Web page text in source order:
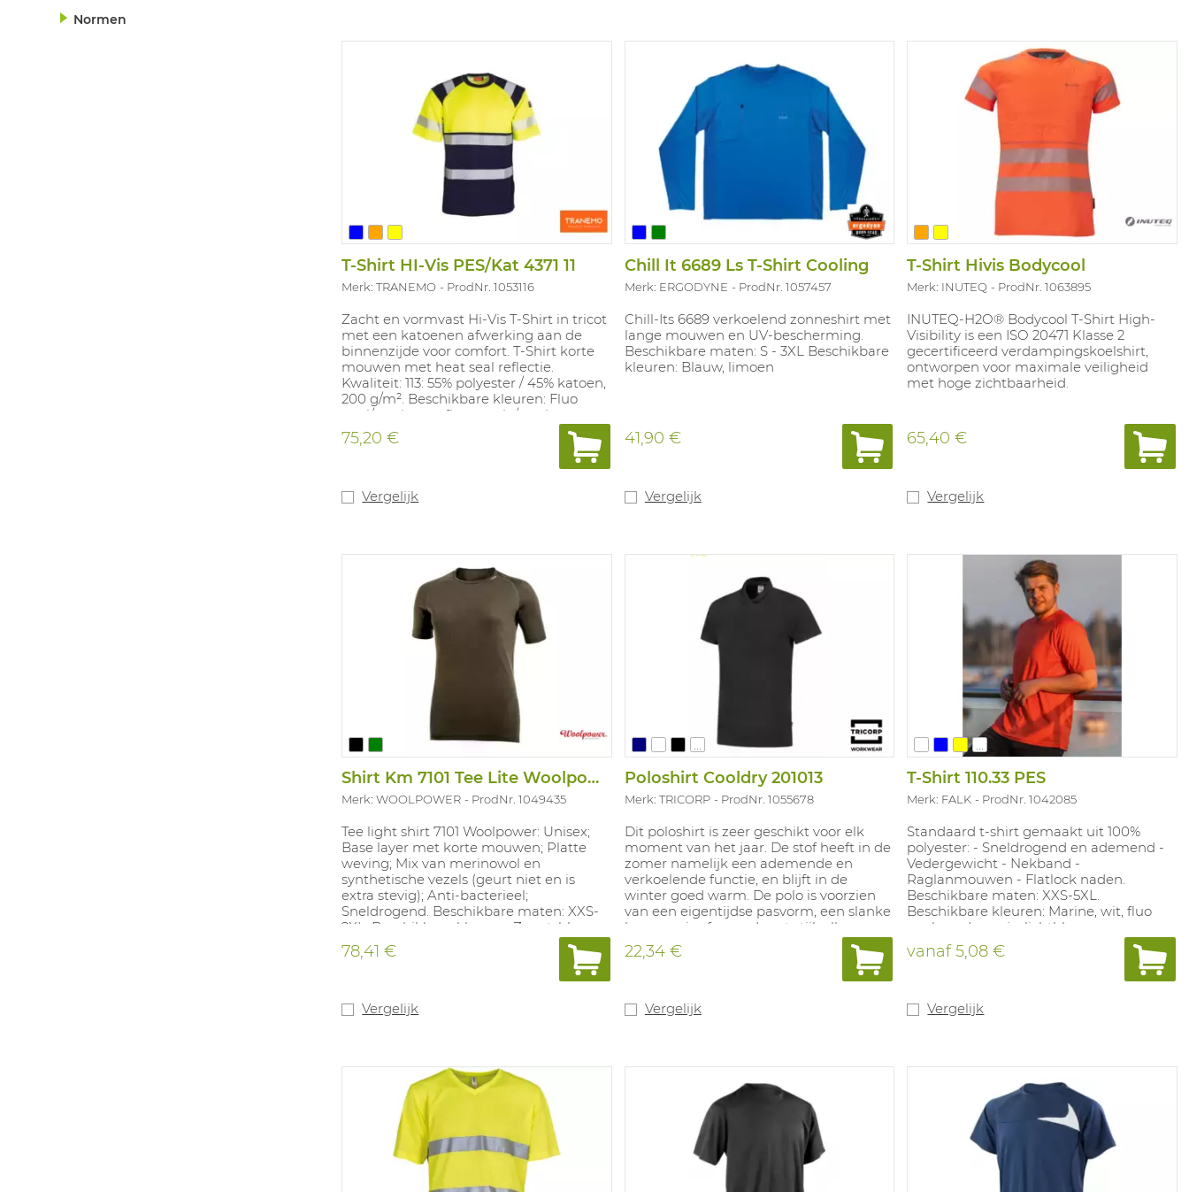
Normen
T-Shirt HI-Vis PES/Kat 4371 11
Merk: TRANEMO ProdNr. 1053116
Zacht en vormvast Hi-Vis T-Shirt in tricot
met een katoenen afwerking aan de
binnenzijde voor comfort. T-Shirt korte
mouwen met heat seal reflectie.
Kwaliteit: 113: 55% polyester / 45% katoen,
200 g/m². Beschikbare kleuren: Fluo
geel/marine en fluo oranje/marine.
Beschikbare maten: XXS-4XL.
75,20 €
Vergelijk
Chill It 6689 Ls T-Shirt Cooling
Merk: ERGODYNE ProdNr. 1057457
Chill-Its 6689 verkoelend zonneshirt met
lange mouwen en UV-bescherming.
Beschikbare maten: S - 3XL Beschikbare
kleuren: Blauw, limoen
41,90 €
Vergelijk
T-Shirt Hivis Bodycool
Merk: INUTEQ ProdNr. 1063895
INUTEQ-H2O® Bodycool T-Shirt High-
Visibility is een ISO 20471 Klasse 2
gecertificeerd verdampingskoelshirt,
ontworpen voor maximale veiligheid
met hoge zichtbaarheid.
65,40 €
Vergelijk
Shirt Km 7101 Tee Lite Woolpower
Merk: WOOLPOWER ProdNr. 1049435
Tee light shirt 7101 Woolpower: Unisex;
Base layer met korte mouwen; Platte
weving; Mix van merinowol en
synthetische vezels (geurt niet en is
extra stevig); Anti-bacterieel;
Sneldrogend. Beschikbare maten: XXS-
2XL. Beschikbare kleuren: Zwart, blauw
en groen.
78,41 €
Vergelijk
...
Poloshirt Cooldry 201013
Merk: TRICORP ProdNr. 1055678
Dit poloshirt is zeer geschikt voor elk
moment van het jaar. De stof heeft in de
zomer namelijk een ademende en
verkoelende functie, en blijft in de
winter goed warm. De polo is voorzien
van een eigentijdse pasvorm, een slanke
kraag en is afgerond met stijlvolle
mouwboorden. Verkrijgbaar in vijf
kleuren en een brede maatrange.
Kwaliteit: 50% Polyester / 50% Polyester,
marine, wit, koningsblauw, donkergrijs
22,34 €
Vergelijk
...
T-Shirt 110.33 PES
Merk: FALK ProdNr. 1042085
Standaard t-shirt gemaakt uit 100%
polyester: - Sneldrogend en ademend -
Vedergewicht - Nekband -
Raglanmouwen - Flatlock naden.
Beschikbare maten: XXS-5XL.
Beschikbare kleuren: Marine, wit, fluo
geel, rood, oranje, lichtblauw, roze.
vanaf5,08 €
Vergelijk